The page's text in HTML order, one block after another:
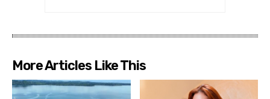
More Articles Like This